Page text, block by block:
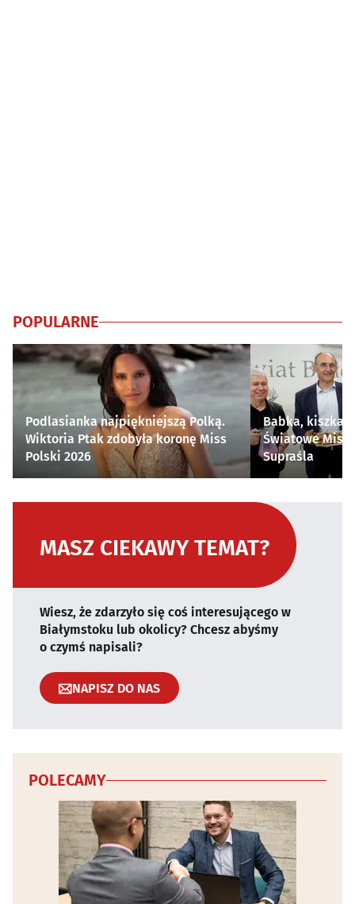
POPULARNE
Podlasianka najpiękniejszą Polką.
Wiktoria Ptak zdobyła koronę Miss
Polski 2026
Babka, kiszka i
Światowe
Supraśla
MASZ CIEKAWY TEMAT?
Wiesz, że zdarzyło się coś interesującego w
Białymstoku lub okolicy? Chcesz abyśmy
o czymś napisali?
NAPISZ DO NAS
POLECAMY